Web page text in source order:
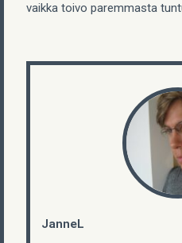
vaikka toivo paremmasta
JanneL